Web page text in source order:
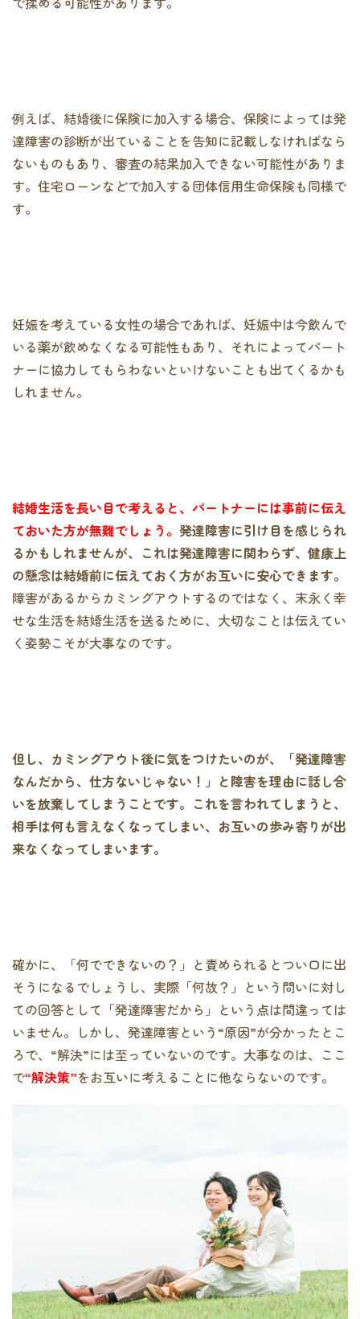
例えば、結婚後に保険に加入する場合、保険によっては発
達障害の診断が出ていることを告知に記載しなければなら
ないものもあり、審査の結果加入できない可能性がありま
す。住宅ローンなどで加入する団体信用生命保険も同様で
す。
妊娠を考えている女性の場合であれば、妊娠中は今飲んで
いる薬が飲めなくなる可能性もあり、それによってパート
ナーに協力してもらわないといけないことも出てくるかも
しれません。
結婚生活を長い目で考えると、パートナーには事前に伝え
ておいた方が無難でしょう。 発達障害に引け目を感じられ
るかもしれませんが、これは発達障害に関わらず、健康上
の懸念は結婚前に伝えておく方がお互いに安心できます。
障害があるからカミングアウトするのではなく、末永く幸
せな生活を結婚生活を送るために、大切なことは伝えてい
く姿勢こそが大事なのです。
但し、カミングアウト後に気をつけたいのが、「発達障害
なんだから、仕方ないじゃない！」と障害を理由に話し合
いを放棄してしまうことです。これを言われてしまうと、
相手は何も言えなくなってしまい、お互いの歩み寄りが出
来なくなってしまいます。
確かに、「何でできないの？」と責められるとつい口に出
そうになるでしょうし、実際「何故？」という問いに対し
ての回答として「発達障害だから」という点は間違っては
いません。しかし、発達障害という“原因”が分かったとこ
ろで、“解決”には至っていないのです。大事なのは、ここ
で“解決策”をお互いに考えることに他ならないのです。